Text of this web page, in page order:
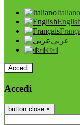
Italiano
عربى
বাংলা
Accedi
Accedi
button close ×